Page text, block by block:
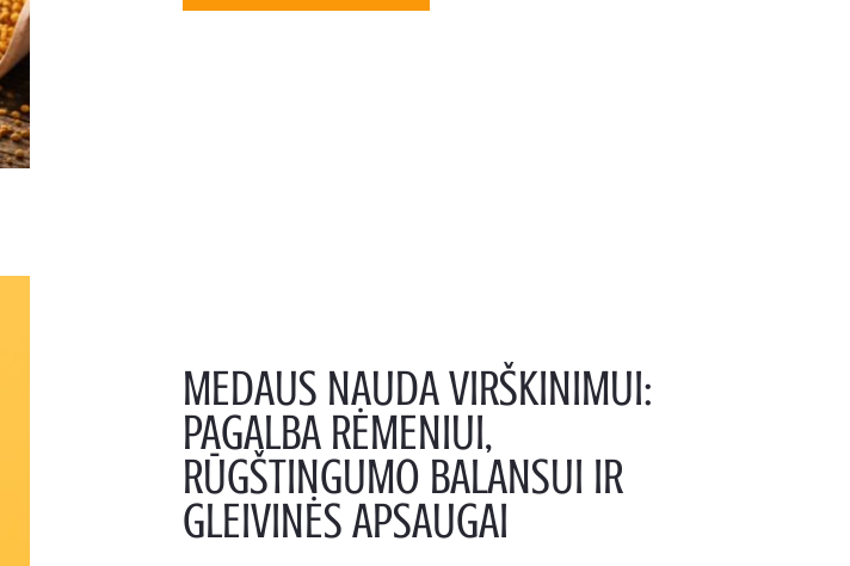
MEDAUS NAUDA VIRŠKINIMUI:
PAGALBA RĖMENIUI,
RŪGŠTINGUMO BALANSUI IR
GLEIVINĖS APSAUGAI